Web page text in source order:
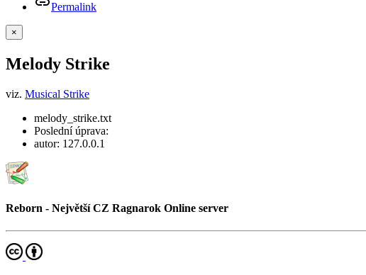
Permalink
×
Melody Strike
viz. Musical Strike
melody_strike.txt
Poslední úprava:
autor: 127.0.0.1
Reborn - Největší CZ Ragnarok Online server